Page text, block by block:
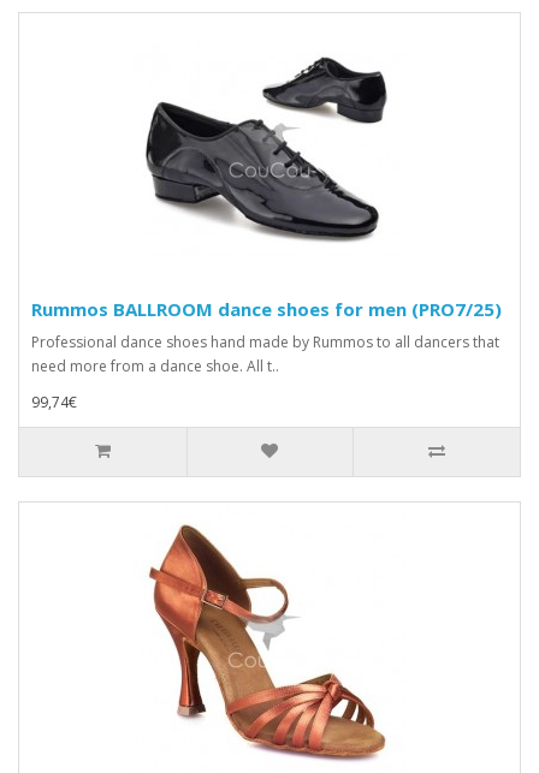
Rummos BALLROOM dance shoes for men (PRO7/25)
Professional dance shoes hand made by Rummos to all dancers that
need more from a dance shoe. All t..
99,74€